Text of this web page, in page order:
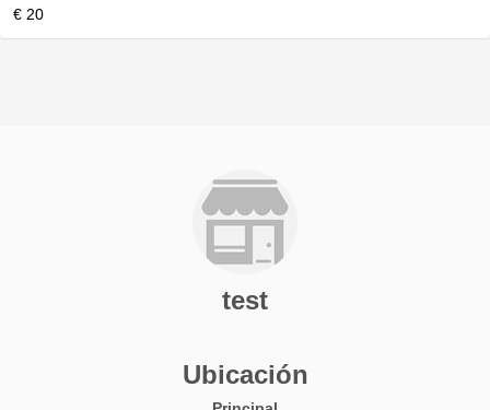
€ 20
test
Ubicación